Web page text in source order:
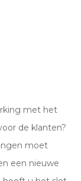
met het
de klanten?
moet
een nieuwe